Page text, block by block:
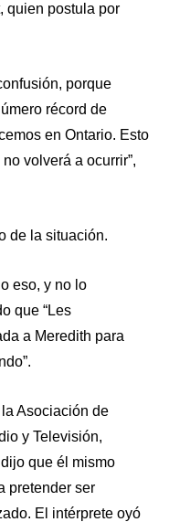
quien postula por
porque
récord de
en Ontario. Esto
volverá a ocurrir”,
de la situación.
eso, y no lo
que “Les
a Meredith para
Asociación de
y Televisión,
que él mismo
pretender ser
El intérprete oyó